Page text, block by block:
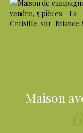
Maison